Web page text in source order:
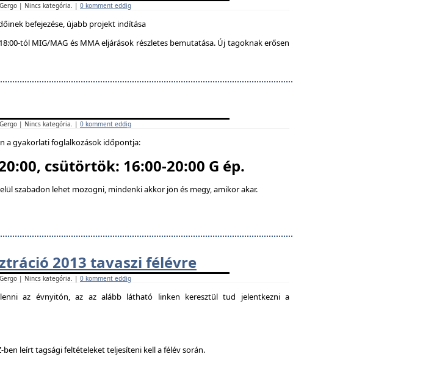
| Nincs kategória. | 0 komment eddig
befejezése, újabb projekt indítása
tól MIG/MAG és MMA eljárások részletes bemutatása. Új tagoknak erősen
| Nincs kategória. | 0 komment eddig
a gyakorlati foglalkozások időpontja:
csütörtök: 16:00-20:00 G ép.
szabadon lehet mozogni, mindenki akkor jön és megy, amikor akar.
2013 tavaszi félévre
| Nincs kategória. | 0 komment eddig
az évnyitón, az az alább látható linken keresztül tud jelentkezni a
ben leírt tagsági feltételeket teljesíteni kell a félév során.